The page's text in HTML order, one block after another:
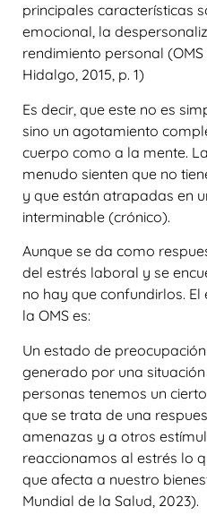
principales características
emocional, la
rendimiento personal
Hidalgo, 2015, p. 1)
Es decir, que este no es
sino un agotamiento
cuerpo como a la mente.
menudo sienten que no
y que están atrapadas en
interminable (crónico).
Aunque se da como
del estrés laboral y se
no hay que confundirlos.
la OMS es:
Un estado de
generado por una
personas tenemos un
que se trata de una
amenazas y a otros
reaccionamos al estrés lo
que afecta a nuestro
Mundial de la Salud, 2023).